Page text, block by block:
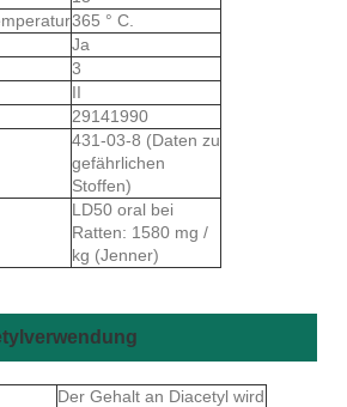
365 ° C.
Ja
3
II
29141990
431-03-8 (Daten zu
gefährlichen
Stoffen)
LD50 oral bei
Ratten: 1580 mg /
kg (Jenner)
Der Gehalt an Diacetyl wird